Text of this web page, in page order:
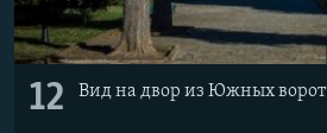
12 Вид на двор из Южных ворот